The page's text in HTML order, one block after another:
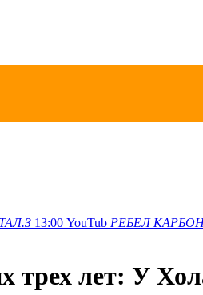
13:00 YouTub РЕБЕЛ
трех лет: У